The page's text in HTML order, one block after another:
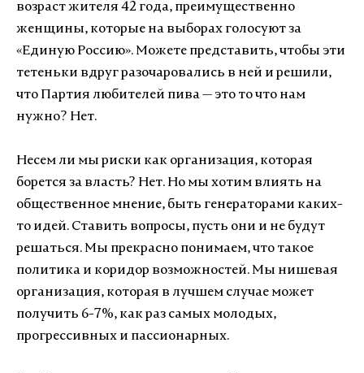
возраст жителя 42 года, преимущественно
женщины, которые на выборах голосуют за
«Единую Россию». Можете представить, чтобы эти
тетеньки вдруг разочаровались в ней и решили,
что Партия любителей пива — это то что нам
нужно? Нет.
Несем ли мы риски как организация, которая
борется за власть? Нет. Но мы хотим влиять на
общественное мнение, быть генераторами каких-
то идей. Ставить вопросы, пусть они и не будут
решаться. Мы прекрасно понимаем, что такое
политика и коридор возможностей. Мы нишевая
организация, которая в лучшем случае может
получить 6-7%, как раз самых молодых,
прогрессивных и пассионарных.